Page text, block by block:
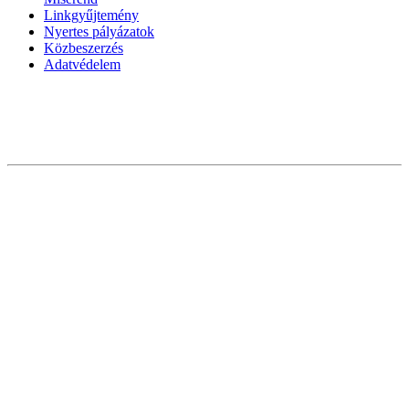
Linkgyűjtemény
Nyertes pályázatok
Közbeszerzés
Adatvédelem